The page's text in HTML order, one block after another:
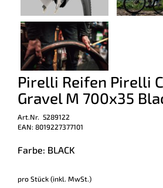
Pirelli Reifen Pirelli
Gravel M 700x35
Art.Nr. 5289122
EAN: 8019227377101
Farbe: BLACK
pro Stück (inkl. MwSt.)